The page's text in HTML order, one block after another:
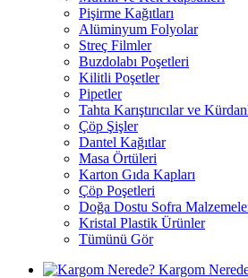
Pişirme Kağıtları
Alüminyum Folyolar
Streç Filmler
Buzdolabı Poşetleri
Kilitli Poşetler
Pipetler
Tahta Karıştırıcılar ve
Çöp Şişler
Dantel Kağıtlar
Masa Örtüleri
Karton Gıda Kapları
Çöp Poşetleri
Doğa Dostu Sofra
Kristal Plastik Ürünler
Tümünü Gör
Kargom